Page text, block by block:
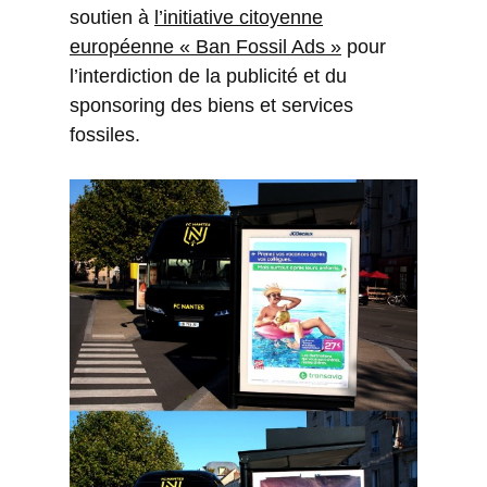
soutien à l’initiative citoyenne
européenne « Ban Fossil Ads » pour
l’interdiction de la publicité et du
sponsoring des biens et services
fossiles.